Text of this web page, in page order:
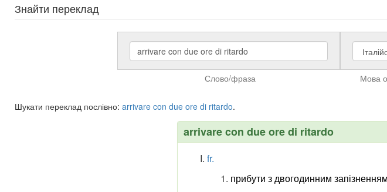
Знайти переклад
Слово/фраза Мова
Шукати переклад послівно: arrivare con due ore di ritardo.
arrivare con due ore di ritardo
fr.
прибути з двогодинним запізненням